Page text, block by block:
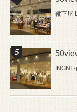
靴下屋
INGNI